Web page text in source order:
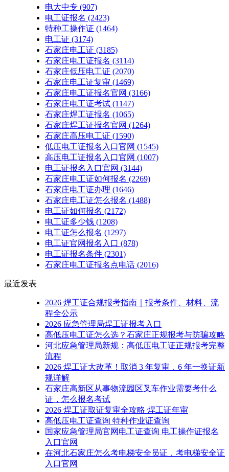
电大中专 (907)
电工证报名 (2423)
特种工操作证 (1464)
电工证 (3174)
石家庄电工证 (3185)
石家庄电工证报名 (3114)
石家庄低压电工证 (2070)
石家庄电工证复审 (1469)
石家庄电工证报名官网 (3166)
石家庄电工证考试 (1147)
石家庄焊工证报名 (1065)
石家庄焊工证报名官网 (1264)
石家庄高压电工证 (1590)
低压电工证报名入口官网 (1545)
高压电工证报名入口官网 (1007)
电工证报名入口官网 (3144)
石家庄电工证如何报名 (2269)
石家庄电工证办理 (1646)
石家庄电工证怎么报名 (1488)
电工证如何报名 (2172)
电工证多少钱 (1208)
电工证怎么报名 (1297)
电工证官网报名入口 (878)
电工证报名条件 (2301)
石家庄电工证报名点电话 (2016)
最近发表
2026 焊工证合规报考指南｜报考条件、材料、流
程全公示
2026 应急管理局焊工证报考入口
高低压电工证怎么选？石家庄正规报考与防骗攻略
河北应急管理局新规：高低压电工证正规报考完整
流程
2026 焊工证大改革！取消 3 年复审，6 年一换证新
规详解
石家庄高新区从事物流园区叉车作业需要考什么
证，怎么报名考试
2026 焊工证取证复审全攻略 焊工证年审
高低压电工证查询 特种作业证查询
国家应急管理局官网电工证查询 电工操作证报名
入口官网
在河北石家庄怎么考电梯安全员证，考电梯安全证
入口官网